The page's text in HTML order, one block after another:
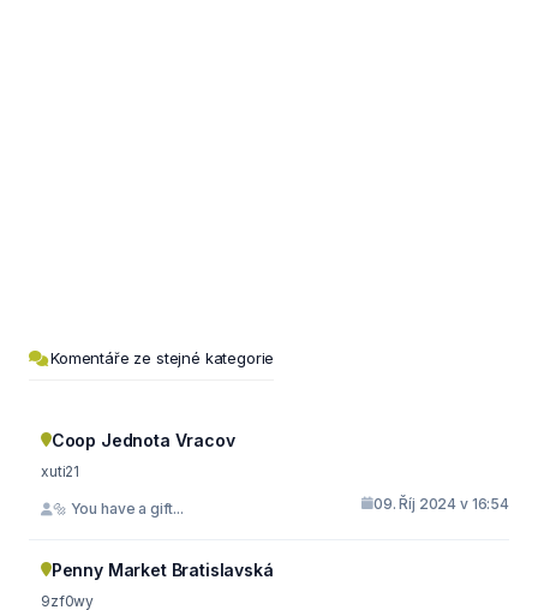
Komentáře ze stejné kategorie
Coop Jednota Vracov
xuti21
🔩 You have a gift... 09. Říj 2024 v 16:54
Penny Market Bratislavská
9zf0wy